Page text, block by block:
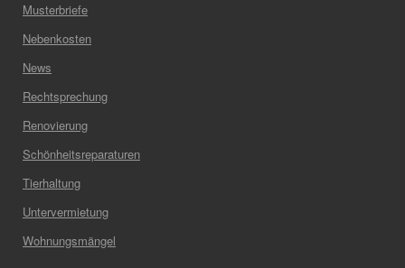
Musterbriefe
Nebenkosten
News
Rechtsprechung
Renovierung
Schönheitsreparaturen
Tierhaltung
Untervermietung
Wohnungsmängel